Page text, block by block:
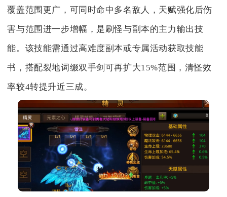
覆盖范围更广，可同时命中多名敌人，天赋强化后伤
害与范围进一步增幅，是刷怪与副本的主力输出技
能。该技能需通过高难度副本或专属活动获取技能
书，搭配裂地词缀双手剑可再扩大15%范围，清怪效
率较4转提升近三成。